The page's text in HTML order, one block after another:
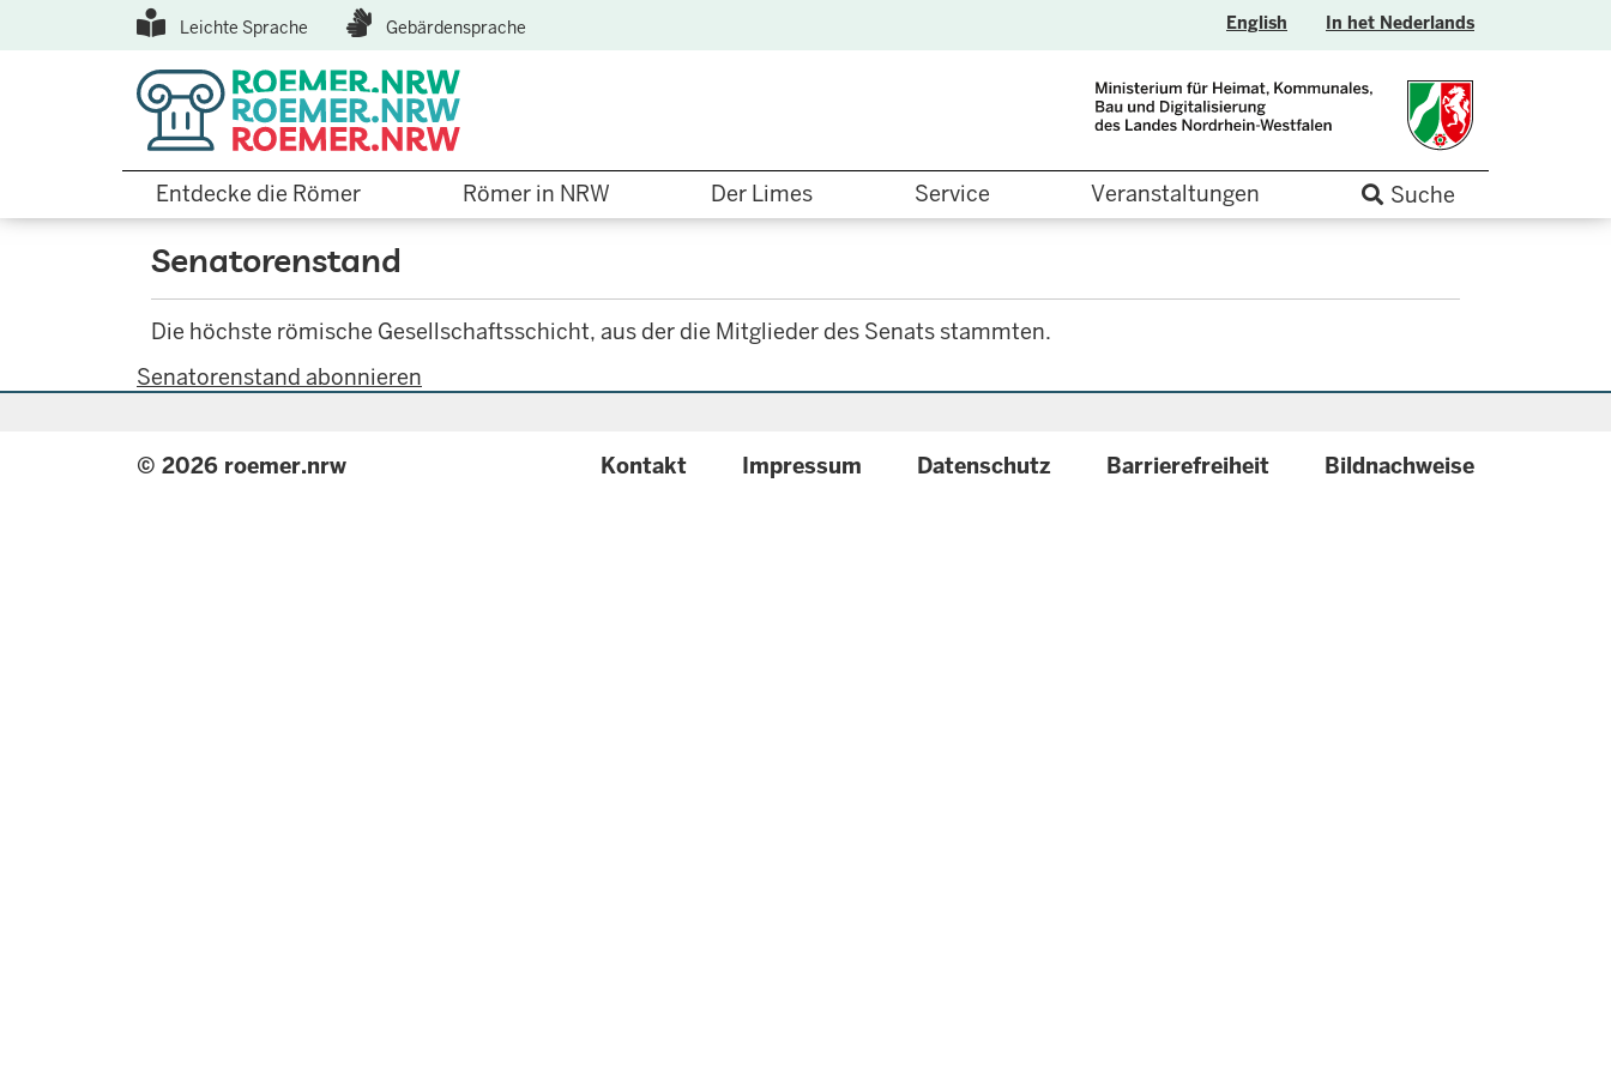
Top
Menu
Leichte Sprache Gebärdensprache English In het Nederlands
Hauptnavigation
Entdecke die Römer Römer in NRW Der Limes Service Veranstaltungen Suche
Senatorenstand
Die höchste römische Gesellschaftsschicht, aus der die Mitglieder des Senats stammten.
Senatorenstand abonnieren
© 2026 roemer.nrw
{
Kontakt Impressum Datenschutz Barrierefreiheit Bildnachweise